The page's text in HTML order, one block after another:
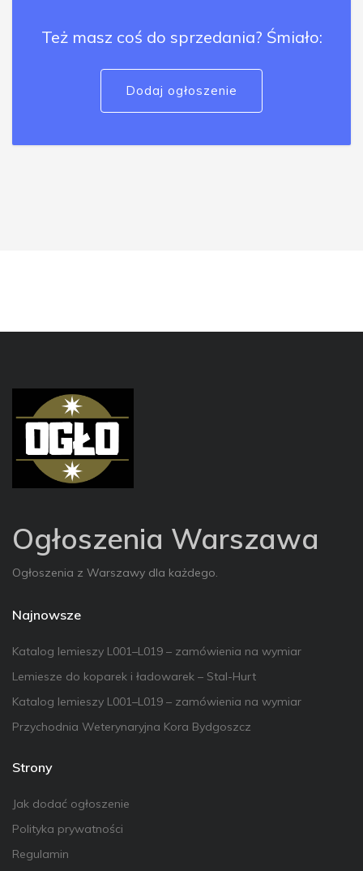
Też masz coś do sprzedania? Śmiało:
Dodaj ogłoszenie
Ogłoszenia Warszawa
Ogłoszenia z Warszawy dla każdego.
Najnowsze
Katalog lemieszy L001–L019 – zamówienia na wymiar
Lemiesze do koparek i ładowarek – Stal-Hurt
Katalog lemieszy L001–L019 – zamówienia na wymiar
Przychodnia Weterynaryjna Kora Bydgoszcz
Strony
Jak dodać ogłoszenie
Polityka prywatności
Regulamin